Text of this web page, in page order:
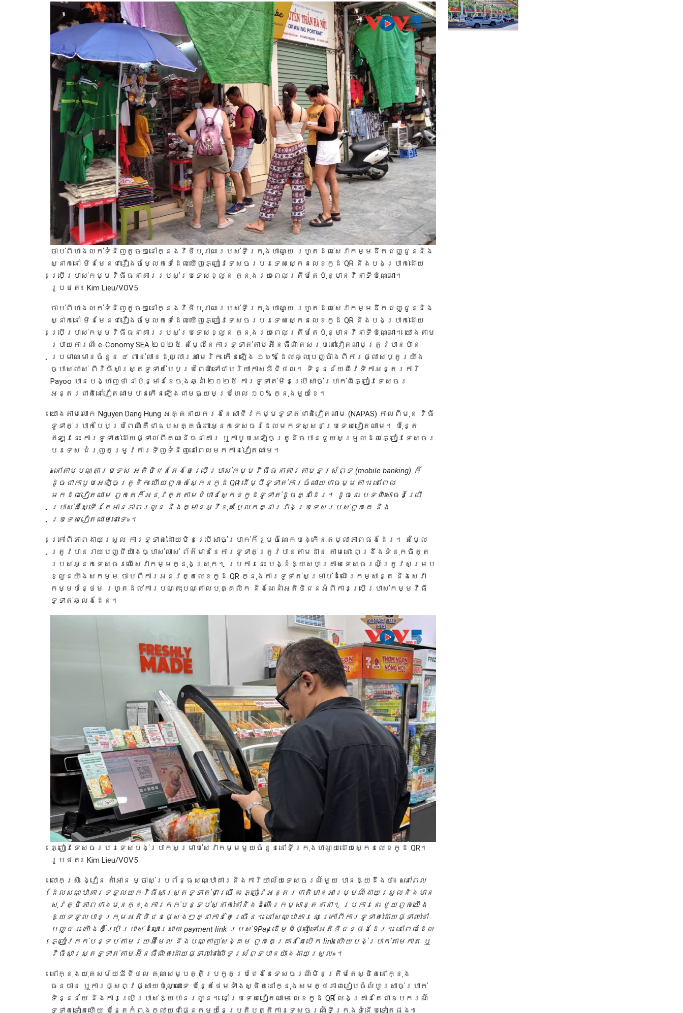
ចាប់ពីហាងលក់ទំនិញតូចៗនៅក្នុងវិថីបុរាណរបស់ទីក្រុងហាណូយ រហូតដល់សេវាកម្មដឹកជញ្ជូននិង
ស្នាក់នៅ មិនមែនជារឿងចម្លែកទេដែលឃើញភ្ញៀវទេសចរបរទេសស្កេនលេខកូដ QR និងបង់ប្រាក់ដោយ
ប្រើប្រាស់កម្មវិធីធនាគាររបស់ប្រទេសខ្លួន ក្នុងរយៈពេលត្រឹមតែប៉ុន្មានវិនាទីប៉ុណ្ណោះ។
រូបថត៖ Kim Lieu/VOV5
ចាប់ពីហាងលក់ទំនិញតូចៗនៅក្នុងវិថីបុរាណរបស់ទីក្រុងហាណូយ រហូតដល់សេវាកម្មដឹកជញ្ជូននិង
ស្នាក់នៅ មិនមែនជារឿងចម្លែកទេដែលឃើញភ្ញៀវទេសចរបរទេសស្កេនលេខកូដ QR និងបង់ប្រាក់ដោយ
ប្រើប្រាស់កម្មវិធីធនាគាររបស់ប្រទេសខ្លួន ក្នុងរយៈពេលត្រឹមតែប៉ុន្មានវិនាទីប៉ុណ្ណោះ។ យោងតាម
របាយការណ៍ e-Conomy SEA ២០២៥ តម្លៃនៃការទូទាត់តាមអ៊ីនធឺណិតសរុបនៅវៀតណាមត្រូវបានប៉ាន់
ប្រមាណមានចំនួន ៤ ពាន់លានដុល្លារអាមេរិក កើនឡើង ១៦% ដែលឆ្លុះបញ្ចាំងពីការផ្លាស់ប្តូរយ៉ាង
ច្បាស់លាស់ ពីវិធីសាស្រ្តទូទាត់បែបប្រពៃណីទៅជាបរិយាកាសឌីជីថល។ ទិន្នន័យពីវេទិកាអន្តរការី
Payoo បានបង្ហាញថា នាប៉ុន្មានខែចុងឆ្នាំ ២០២៥ ការទូទាត់មិនប្រើសាច់ប្រាក់ពីភ្ញៀវទេសចរ
អន្តរជាតិនៅវៀតណាមបានកើនឡើងជាមធ្យមប្រហែល ១០% ក្នុងមួយខែ។
យោងតាមលោក Nguyen Dang Hung អគ្គនាយករងនៃសាជីវកម្មទូទាត់ជាតិវៀតណាម (NAPAS) កាលពីមុន វិធី
ទូទាត់ប្រាក់បែបប្រពៃណីគឺជាឧបសគ្គចំពោះអ្នកទេសចរដែលមកទស្សនាប្រទេសវៀតណាម។ ប៉ុន្តែ
ឥឡូវនេះ ការទូទាត់ដោយផ្ទាល់ពីគណនីធនាគារ ឬកាបូបអេឡិចត្រូនិចបានជួយសម្រួលដល់ភ្ញៀវទេសចរ
បរទេស ជំរុញតម្រូវការទិញទំនិញនៅពេលមកកាន់វៀតណាម។
«នៅតាមបណ្តាប្រទេស អតិថិជនតែងតែប្រើប្រាស់កម្មវិធីធនាគារតាមទូរស័ព្ទ (mobile banking) ក៏
ដូចជាកាបូបអេឡិចត្រូនិក ហើយពួកគេស្កែនកូដ QR ដើម្បីទូទាត់ការចំណាយជាធម្មតា។ នៅពេល
មកដល់វៀតណាម ពួកគេក៏អនុវត្តតាមជំហានស្កែនកូដទូទាត់ដូចគ្នាដែរ។ ដូចនេះ បទពិសោធន៍ប្រើ
ប្រាស់គឺស្ទើរតែមានភាពរលូន និងគ្មានអ្វីខុសប្លែកគ្នារវាងប្រទេសរបស់ពួកគេ និង
ប្រទេសវៀតណាមនោះទេ»។
ក្រៅពីភាពងាយស្រួល ការទូទាត់ដោយមិនប្រើសាច់ប្រាក់ក៏រួមចំណែកបង្កើនតម្លាភាពផងដែរ។ តម្លៃ
ត្រូវបានរាយបញ្ជីយ៉ាងច្បាស់លាស់ ព័ត៌មាននៃការទូទាត់ត្រូវបានតាមដាន តាមនោះ ពង្រឹងទំនុកចិត្ត
របស់អ្នកទេសចរលើសេវាកម្មក្នុងស្រុក។ ប្រការនេះ បង្ខំឱ្យសហគ្រាសទេសចរណ៍ត្រូវសម្រប
ខ្លួនយ៉ាងសកម្ម ចាប់ពីការអនុវត្តលេខកូដ QR ក្នុងការទូទាត់សម្រាប់ដំណើរកម្សាន្ត និងសេវា
កម្មបន្ថែម រហូតដល់ការបណ្តុះបណ្តាលបុគ្គលិក និងណែនាំអតិថិជនអំពីការប្រើប្រាស់កម្មវិធី
ទូទាត់ឆ្លងដែន។
ភ្ញៀវទេសចរបរទេសបង់ប្រាក់សម្រាប់សេវាកម្មមួយចំនួននៅទីក្រុងហាណូយដោយស្កេនលេខកូដ QR។
រូបថត៖ Kim Lieu/VOV5
លោកស្រី ង្វៀន តាំអាន ម្ចាស់ប្រព័ន្ធសណ្ឋាគារនិងការិយាល័យទេសចរណ៍មួយ បានឱ្យដឹងថា៖ «នៅពេល
ដែលសណ្ឋាគារទទួលយកវិធីសាស្រ្តទូទាត់ជាច្រើន ភ្ញៀវអន្តរជាតិមានអារម្មណ៍ងាយស្រួលនិងមាន
សុវត្ថិភាពជាងមុនក្នុងការកក់បន្ទប់ស្នាក់នៅនិងដំណើរកម្សាន្តនានា។ ប្រការនេះ ជួយពួកយើង
ឱ្យទទួលបានក្រុមអតិថិជនផ្សេងៗគ្នាកាន់តែច្រើន។ នៅសណ្ឋាគារនេះ ក្រៅពីការទូទាត់ដោយផ្ទាល់នៅ
បញ្ជរ យើងក៏ប្រើប្រាស់ដំណោះស្រាយ payment link របស់ 9Pay ដើម្បីផ្ញើទៅអតិថិជនផងដែរ។ នៅពេលដែល
ភ្ញៀវកក់បន្ទប់តាមរយៈអ៊ីមែល និងបណ្តាញ់សង្គម ពួកគេគ្រាន់តែបើក link ហើយបង់ប្រាក់តាមកាត ឬ
វិធីសាស្រ្តទូទាត់តាមអ៊ីនធឺណិតដោយផ្ទាល់នៅលើទូរស័ព្ទបានយ៉ាងងាយស្រួល»។
នៅក្នុងយុគសម័យឌីជីថល គុណសម្បត្តិប្រកួតប្រជែងនៃទេសចរណ៍មិនត្រឹមតែស្ថិតនៅក្នុង
ធនធាន ឬការផ្សព្វផ្សាយប៉ុណ្ណោះទេ ប៉ុន្តែថែមទាំងស្ថិតនៅក្នុងសមត្ថភាពរៀបចំលំហូរសាច់ប្រាក់
ទិន្នន័យ និងការប្រើប្រាស់ឱ្យបានរលូន។ នៅប្រទេសវៀតណាម លេខកូដ QR លែងគ្រាន់តែជាឧបករណ៍
ទូទាត់ទៀតហើយ ប៉ុន្តែកំពុងក្លាយជាផ្នែកមួយនៃប្រតិបត្តិការទេសចរណ៍ទីក្រុងទំនើបទៀតផង៕